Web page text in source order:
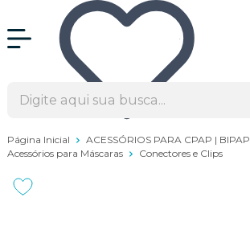
Página Inicial
ACESSÓRIOS PARA CPAP | BIPAP
Acessórios para Máscaras
Conectores e Clips